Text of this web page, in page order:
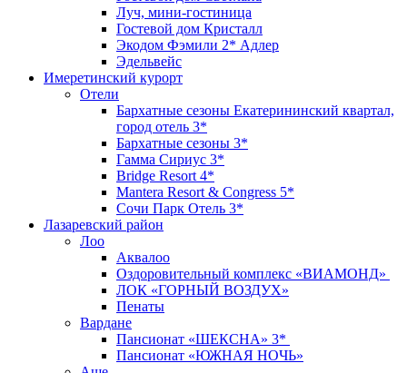
Луч, мини-гостиница
Гостевой дом Кристалл
Экодом Фэмили 2* Адлер
Эдельвейс
Имеретинский курорт
Отели
Бархатные сезоны Екатерининский квартал,
город отель 3*
Бархатные сезоны 3*
Гамма Сириус 3*
Bridge Resort 4*
Mantera Resort & Congress 5*
Сочи Парк Отель 3*
Лазаревский район
Лоо
Аквалоо
Оздоровительный комплекс «ВИАМОНД»
ЛОК «ГОРНЫЙ ВОЗДУХ»
Пенаты
Вардане
Пансионат «ШЕКСНА» 3*
Пансионат «ЮЖНАЯ НОЧЬ»